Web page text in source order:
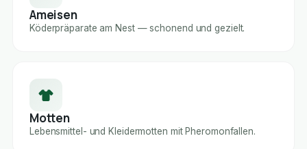
Ameisen
Köderpräparate am Nest — schonend und gezielt.
Motten
Lebensmittel- und Kleidermotten mit Pheromonfallen.